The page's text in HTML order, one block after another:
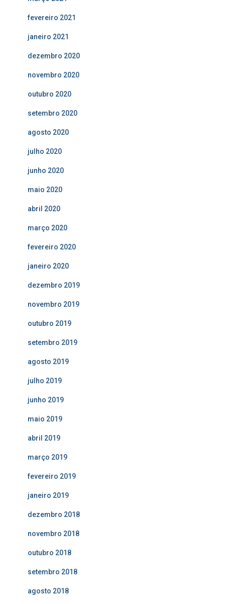
fevereiro 2021
janeiro 2021
dezembro 2020
novembro 2020
outubro 2020
setembro 2020
agosto 2020
julho 2020
junho 2020
maio 2020
abril 2020
março 2020
fevereiro 2020
janeiro 2020
dezembro 2019
novembro 2019
outubro 2019
setembro 2019
agosto 2019
julho 2019
junho 2019
maio 2019
abril 2019
março 2019
fevereiro 2019
janeiro 2019
dezembro 2018
novembro 2018
outubro 2018
setembro 2018
agosto 2018